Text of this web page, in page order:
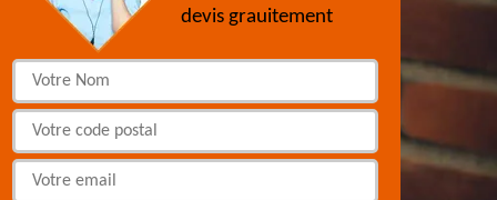
devis grauitement